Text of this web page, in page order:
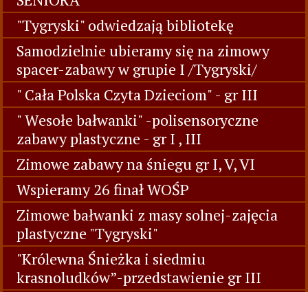
"Tygryski" odwiedzają bibliotekę
Samodzielnie ubieramy się na zimowy
spacer-zabawy w grupie I /Tygryski/
" Cała Polska Czyta Dzieciom" - gr III
" Wesołe bałwanki" -polisensoryczne
zabawy plastyczne - gr I , III
Zimowe zabawy na śniegu gr I, V, VI
Wspieramy 26 finał WOŚP
Zimowe bałwanki z masy solnej-zajęcia
plastyczne "Tygryski"
"Królewna Śnieżka i siedmiu
krasnoludków”-przedstawienie gr III